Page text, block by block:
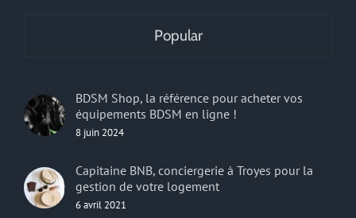
Popular
BDSM Shop, la référence pour acheter vos
équipements BDSM en ligne !
8 juin 2024
Capitaine BNB, conciergerie à Troyes pour la
gestion de votre logement
6 avril 2021